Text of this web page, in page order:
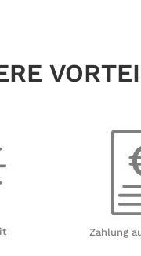
Zahlung